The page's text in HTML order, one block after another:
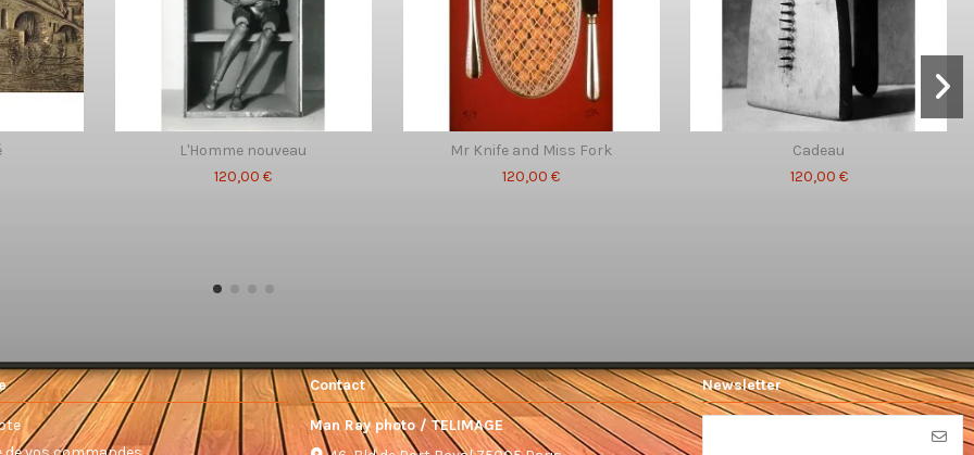
L'Homme nouveau
120,00 €
Mr Knife and Miss Fork
120,00 €
Cadeau
120,00 €
Contact
Man Ray photo / TELIMAGE
Newsletter